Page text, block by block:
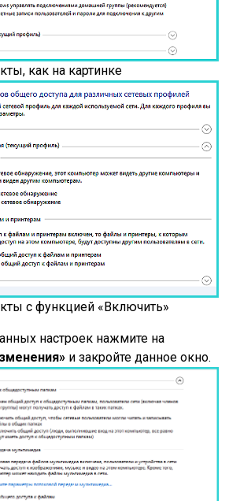
как на картинке
с функцией «Включить»
настроек нажмите на
и закройте данное окно.